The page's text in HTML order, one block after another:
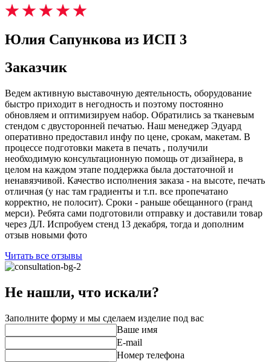
Юлия Сапункова из ИСП 3
Заказчик
Ведем активную выставочную деятельность, оборудование
быстро приходит в негодность и поэтому постоянно
обновляем и оптимизируем набор. Обратились за тканевым
стендом с двусторонней печатью. Наш менеджер Эдуард
оперативно предоставил инфу по цене, срокам, макетам. В
процессе подготовки макета в печать , получили
необходимую консультационную помощь от дизайнера, в
целом на каждом этапе поддержка была достаточной и
ненавязчивой. Качество исполнения заказа - на высоте, печать
отличная (у нас там градиенты и т.п. все пропечатано
корректно, не полосит). Сроки - раньше обещанного (гранд
мерси). Ребята сами подготовили отправку и доставили товар
через ДЛ. Испробуем стенд 13 декабря, тогда и дополним
отзыв новыми фото
Читать все отзывы
Не нашли, что искали?
Заполните форму и мы сделаем изделие под вас
Ваше имя
E-mail
Номер телефона